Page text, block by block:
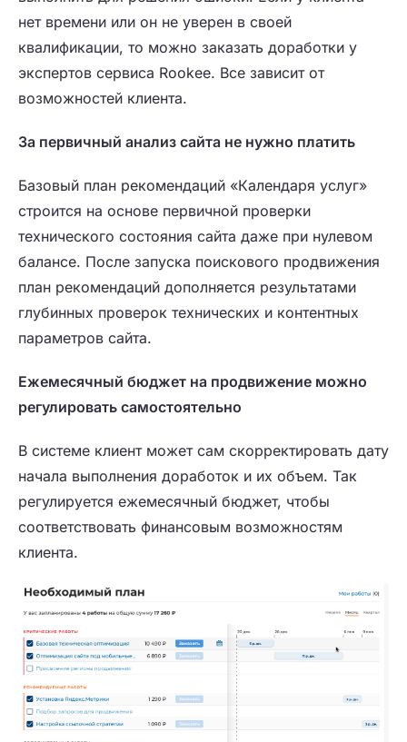
нет времени или он не уверен в своей
квалификации, то можно заказать доработки у
экспертов сервиса Rookee. Все зависит от
возможностей клиента.
За первичный анализ сайта не нужно платить
Базовый план рекомендаций «Календаря услуг»
строится на основе первичной проверки
технического состояния сайта даже при нулевом
балансе. После запуска поискового продвижения
план рекомендаций дополняется результатами
глубинных проверок технических и контентных
параметров сайта.
Ежемесячный бюджет на продвижение можно
регулировать самостоятельно
В системе клиент может сам скорректировать дату
начала выполнения доработок и их объем. Так
регулируется ежемесячный бюджет, чтобы
соответствовать финансовым возможностям
клиента.